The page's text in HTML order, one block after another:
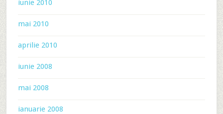
iunie 2010
mai 2010
aprilie 2010
iunie 2008
mai 2008
ianuarie 2008